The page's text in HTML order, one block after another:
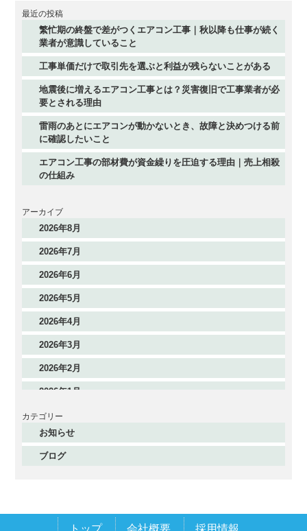
最近の投稿
繁忙期の終盤で差がつくエアコン工事｜秋以降も仕事が続く
業者が意識していること
工事単価だけで取引先を選ぶと利益が残らないことがある
地震後に増えるエアコン工事とは？災害復旧で工事業者が必
要とされる理由
雷雨のあとにエアコンが動かないとき、故障と決めつける前
に確認したいこと
エアコン工事の部材費が資金繰りを圧迫する理由｜売上相殺
の仕組み
アーカイブ
2026年8月
2026年7月
2026年6月
2026年5月
2026年4月
2026年3月
2026年2月
2026年1月
2025年12月
2025年11月
2025年10月
カテゴリー
お知らせ
ブログ
トップ 会社概要 採用情報